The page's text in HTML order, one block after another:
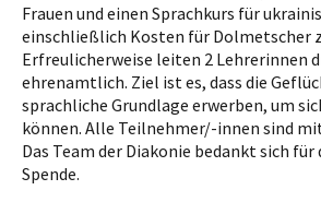
Frauen und einen Sprachkurs für
einschließlich Kosten für Dolmetscher
Erfreulicherweise leiten 2 Lehrerinnen
ehrenamtlich. Ziel ist es, dass die
sprachliche Grundlage erwerben, um
können. Alle Teilnehmer/-innen sind
Das Team der Diakonie bedankt sich
Spende.